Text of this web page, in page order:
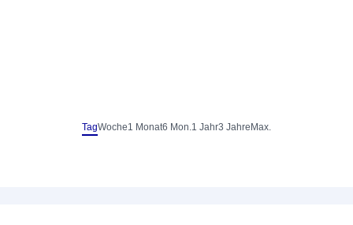
TagWoche1 Monat6 Mon.1 Jahr3 Jahre Max.